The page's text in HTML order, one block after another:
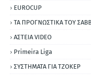
EUROCUP
ΤΑ ΠΡΟΓΝΩΣΤΙΚΑ ΤΟΥ
ΑΣΤΕΙΑ VIDEO
Primeira Liga
ΣΥΣΤΗΜΑΤΑ ΓΙΑ ΤΖΟΚΕΡ